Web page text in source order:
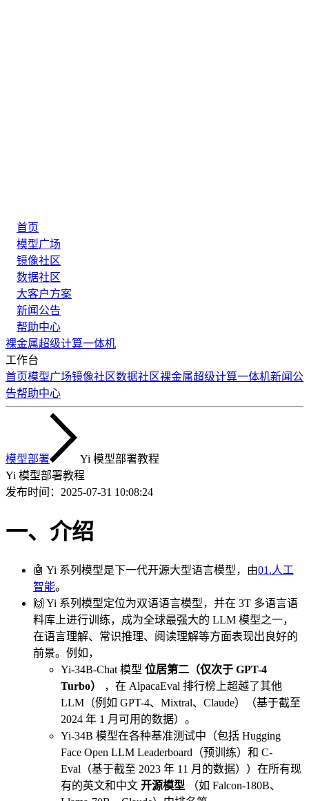
首页
模型广场
镜像社区
数据社区
大客户方案
新闻公告
帮助中心
裸金属超级计算一体机
工作台
首页模型广场镜像社区数据社区裸金属超级计算一体机新闻公
告帮助中心
模型部署
Yi 模型部署教程
Yi 模型部署教程
发布时间： 2025-07-31 10:08:24
一、介绍
🤖 Yi 系列模型是下一代开源大型语言模型，由01.人工
智能。
🙌 Yi 系列模型定位为双语语言模型，并在 3T 多语言语
料库上进行训练，成为全球最强大的 LLM 模型之一，
在语言理解、常识推理、阅读理解等方面表现出良好的
前景。例如，
Yi-34B-Chat 模型 位居第二（仅次于 GPT-4
Turbo）
，在 AlpacaEval 排行榜上超越了其他
LLM（例如 GPT-4、Mixtral、Claude）（基于截至
2024 年 1 月可用的数据）。
Yi-34B 模型在各种基准测试中（包括 Hugging
Face Open LLM Leaderboard（预训练）和 C-
Eval（基于截至 2023 年 11 月的数据））在所有现
有的英文和中文 开源模型 （如 Falcon-180B、